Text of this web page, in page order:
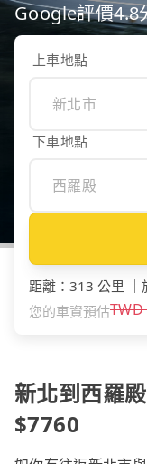
Google評價4.8
上車地點
下車地點
距離 ： 313 公里
您的車資預估TWD
新北到西羅
$7760